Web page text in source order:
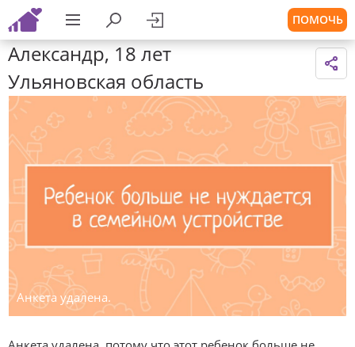
ПОМОЧЬ
Александр, 18 лет
Ульяновская область
Анкета удалена.